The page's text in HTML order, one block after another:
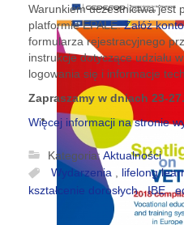
Warunkiem uczestnictwa jest
platformie EPALE.Załóż
formularza rejestracyjnego
instrukcje dotyczące udziału
logowania się i informacje
Zapraszamy w dniach 23-
Więcej informacji na stronie
Kategoria:Aktualności
Wydarzenia , lifelong
kształcenie dorosłych,IBE,